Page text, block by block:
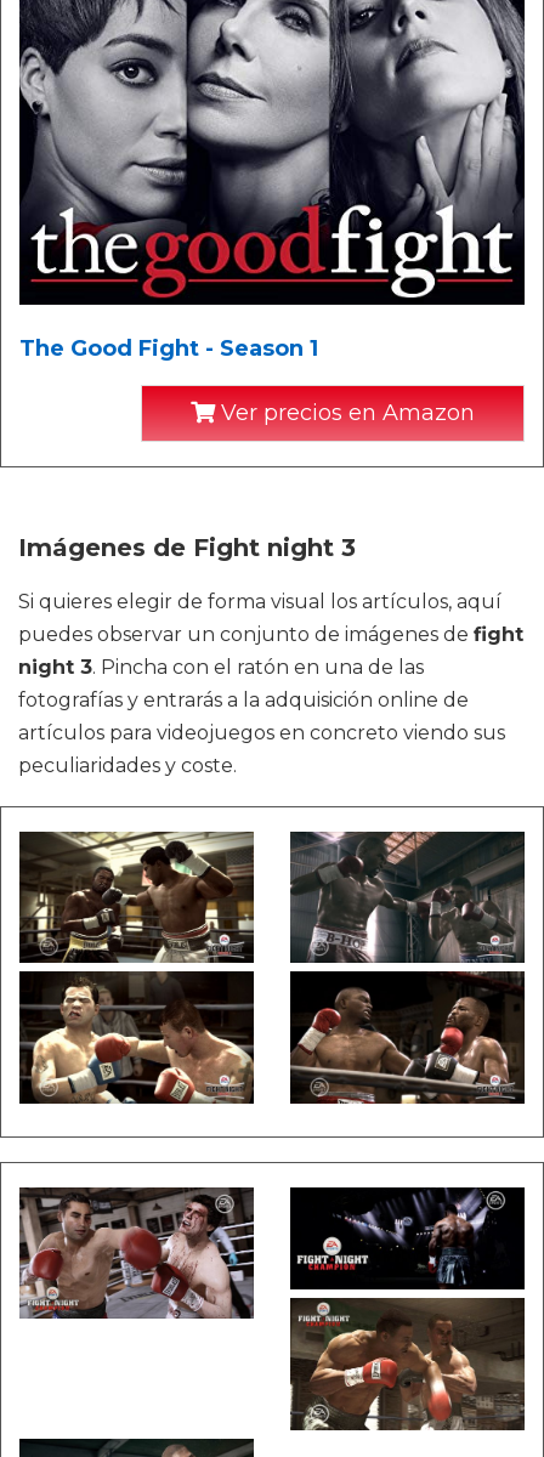
The Good Fight - Season 1
Ver precios en Amazon
Imágenes de Fight night 3
Si quieres elegir de forma visual los artículos, aquí
puedes observar un conjunto de imágenes de fight
night 3. Pincha con el ratón en una de las
fotografías y entrarás a la adquisición online de
artículos para videojuegos en concreto viendo sus
peculiaridades y coste.